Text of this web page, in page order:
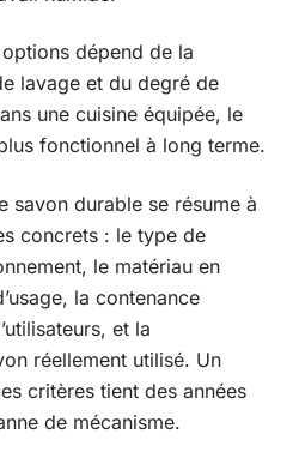
dépend de la
lavage et du degré de
une cuisine équipée, le
fonctionnel à long terme.
savon durable se résume à
concrets : le type de
le matériau en
la contenance
et la
réellement utilisé. Un
critères tient des années
de mécanisme.